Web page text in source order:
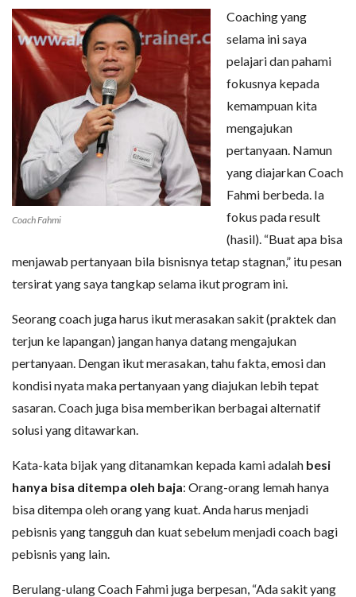
Coach Fahmi
Coaching yang
selama ini saya
pelajari dan pahami
fokusnya kepada
kemampuan kita
mengajukan
pertanyaan. Namun
yang diajarkan Coach
Fahmi berbeda. Ia
fokus pada result
(hasil). “Buat apa bisa
menjawab pertanyaan bila bisnisnya tetap stagnan,” itu pesan
tersirat yang saya tangkap selama ikut program ini.
Seorang coach juga harus ikut merasakan sakit (praktek dan
terjun ke lapangan) jangan hanya datang mengajukan
pertanyaan. Dengan ikut merasakan, tahu fakta, emosi dan
kondisi nyata maka pertanyaan yang diajukan lebih tepat
sasaran. Coach juga bisa memberikan berbagai alternatif
solusi yang ditawarkan.
Kata-kata bijak yang ditanamkan kepada kami adalah besi
hanya bisa ditempa oleh baja: Orang-orang lemah hanya
bisa ditempa oleh orang yang kuat. Anda harus menjadi
pebisnis yang tangguh dan kuat sebelum menjadi coach bagi
pebisnis yang lain.
Berulang-ulang Coach Fahmi juga berpesan, “Ada sakit yang